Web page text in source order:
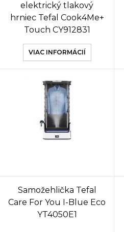
elektrický tlakový
hrniec Tefal Cook4Me+
Touch CY912831
VIAC INFORMÁCIÍ
Samožehlička Tefal
Care For You I-Blue Eco
YT4050E1